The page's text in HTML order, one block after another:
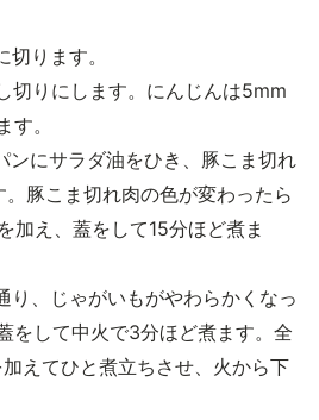
ります。
切りにします。にんじんは5mm
。
ンにサラダ油をひき、豚こま切れ
豚こま切れ肉の色が変わったら
加え、蓋をして15分ほど煮ま
り、じゃがいもがやわらかくなっ
をして中火で3分ほど煮ます。全
えてひと煮立ちさせ、火から下